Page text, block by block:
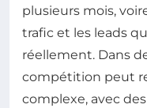
plusieurs mois,
trafic et les leads
réellement. Dans
compétition peut
complexe, avec